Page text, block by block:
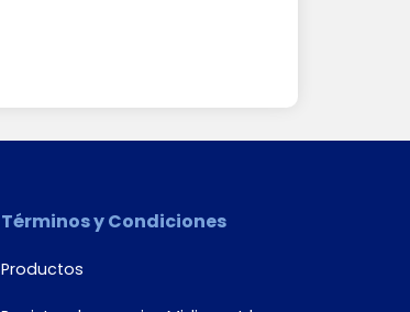
Términos y Condiciones
Productos